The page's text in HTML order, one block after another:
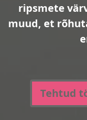
ripsmete
muud, et
Tehtud